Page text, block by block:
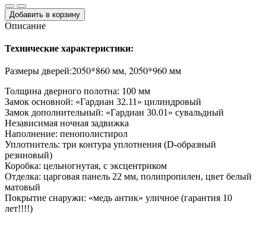
Добавить в корзину
Описание
Технические характеристики:
Размеры дверей:2050*860 мм, 2050*960 мм
Толщина дверного полотна: 100 мм
Замок основной: «Гардиан 32.11» цилиндровый
Замок дополнительный: «Гардиан 30.01» сувальдный
Независимая ночная задвижка
Наполнение: пенополистирол
Уплотнитель: три контура уплотнения (D-образный
резиновый)
Коробка: цельногнутая, с эксцентриком
Отделка: царговая панель 22 мм, полипропилен, цвет белый
матовый
Покрытие снаружи: «медь антик» уличное (гарантия 10
лет!!!!)